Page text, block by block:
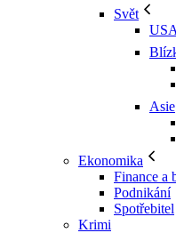
Svět
USA
Asie
Ekonomika
Finance a
Podnikání
Spotřebitel
Krimi